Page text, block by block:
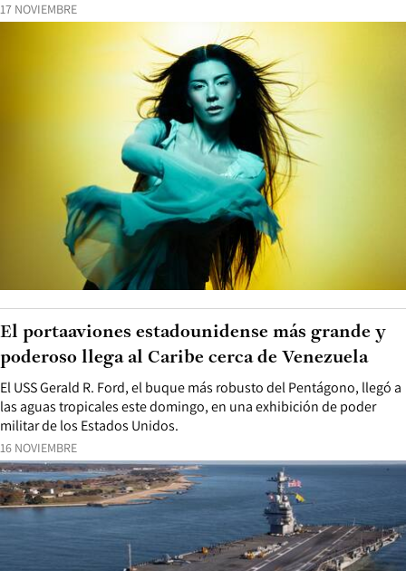
17 NOVIEMBRE
16 NOVIEMBRE
El USS Gerald R. Ford, el buque más robusto del Pentágono, llegó a
las aguas tropicales este domingo, en una exhibición de poder
militar de los Estados Unidos.
El portaaviones estadounidense más grande y
poderoso llega al Caribe cerca de Venezuela